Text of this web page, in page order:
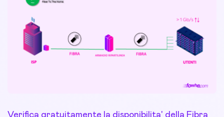
Verifica gratuitamente la disponibilita' della Fibra